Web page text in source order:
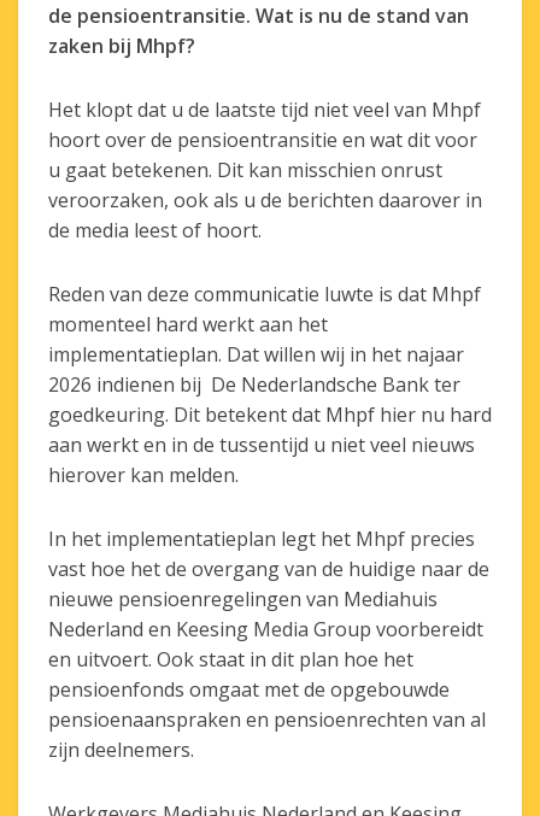
de pensioentransitie. Wat is nu de stand van
zaken bij Mhpf?
Het klopt dat u de laatste tijd niet veel van Mhpf
hoort over de pensioentransitie en wat dit voor
u gaat betekenen. Dit kan misschien onrust
veroorzaken, ook als u de berichten daarover in
de media leest of hoort.
Reden van deze communicatie luwte is dat Mhpf
momenteel hard werkt aan het
implementatieplan. Dat willen wij in het najaar
2026 indienen bij De Nederlandsche Bank ter
goedkeuring. Dit betekent dat Mhpf hier nu hard
aan werkt en in de tussentijd u niet veel nieuws
hierover kan melden.
In het implementatieplan legt het Mhpf precies
vast hoe het de overgang van de huidige naar de
nieuwe pensioenregelingen van Mediahuis
Nederland en Keesing Media Group voorbereidt
en uitvoert. Ook staat in dit plan hoe het
pensioenfonds omgaat met de opgebouwde
pensioenaanspraken en pensioenrechten van al
zijn deelnemers.